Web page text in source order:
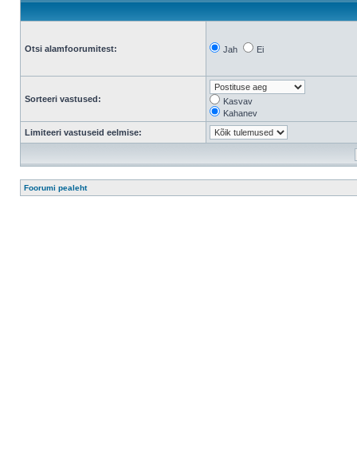
Otsi alamfoorumitest: Jah Ei
Sorteeri vastused:
Kasvav
Kahanev
Limiteeri vastuseid eelmise:
Foorumi pealeht